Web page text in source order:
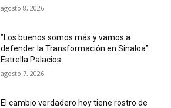
agosto 8, 2026
”Los buenos somos más y vamos a
defender la Transformación en Sinaloa”:
Estrella Palacios
agosto 7, 2026
El cambio verdadero hoy tiene rostro de